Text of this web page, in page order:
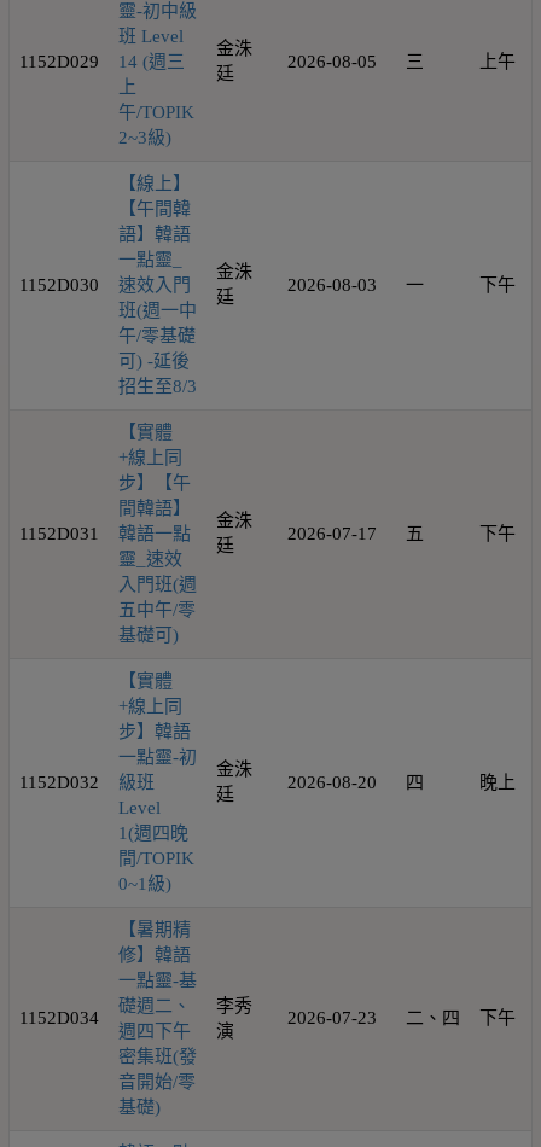
1152D029
靈-初中級
班 Level
14 (週三
上
午/TOPIK
2~3級)
金洙
廷
2026-08-05 三 上午
1152D030
【線上】
【午間韓
語】韓語
一點靈_
速效入門
班(週一中
午/零基礎
可) -延後
招生至8/3
金洙
廷
2026-08-03 一 下午
1152D031
【實體
+線上同
步】【午
間韓語】
韓語一點
靈_速效
入門班(週
五中午/零
基礎可)
金洙
廷
2026-07-17 五 下午
1152D032
【實體
+線上同
步】韓語
一點靈-初
級班
Level
1(週四晚
間/TOPIK
0~1級)
金洙
廷
2026-08-20 四 晚上
1152D034
【暑期精
修】韓語
一點靈-基
礎週二、
週四下午
密集班(發
音開始/零
基礎)
李秀
演
2026-07-23 二、四 下午